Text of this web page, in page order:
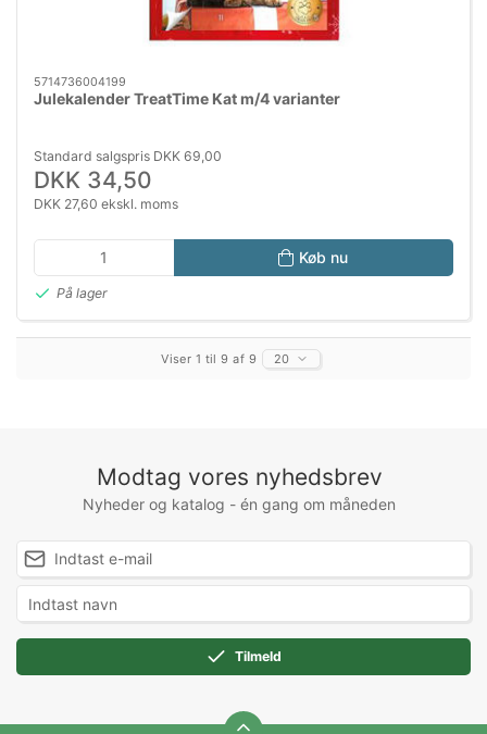
5714736004199
Julekalender TreatTime Kat m/4 varianter
Standard salgspris DKK 69,00
DKK 34,50
DKK 27,60 ekskl. moms
Køb nu
På lager
Viser 1 til 9 af 9 20
Modtag vores nyhedsbrev
Nyheder og katalog - én gang om måneden
Tilmeld